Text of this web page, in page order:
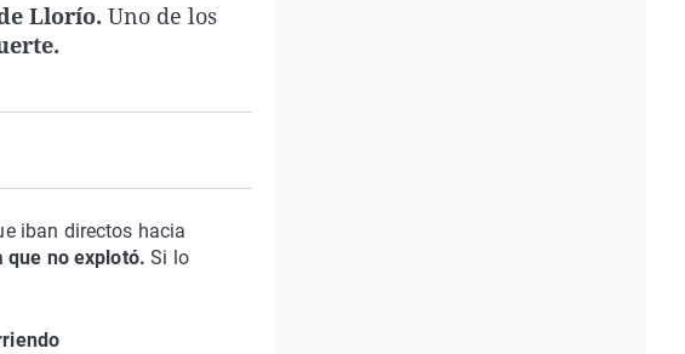
Llorío. Uno de los
iban directos hacia
que no explotó. Si lo